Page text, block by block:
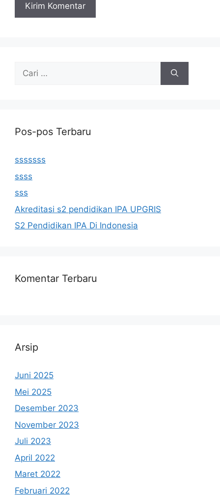
Cari
Pos-pos Terbaru
sssssss
ssss
sss
Akreditasi s2 pendidikan IPA UPGRIS
S2 Pendidikan IPA Di Indonesia
Komentar Terbaru
Arsip
Juni 2025
Mei 2025
Desember 2023
November 2023
Juli 2023
April 2022
Maret 2022
Februari 2022